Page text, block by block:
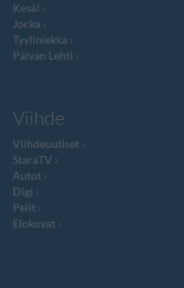
Kesä!
Jocka
Tyyliniekka
Päivän Lehti
Viihde
Viihdeuutiset
StaraTV
Autot
Digi
Pelit
Elokuvat